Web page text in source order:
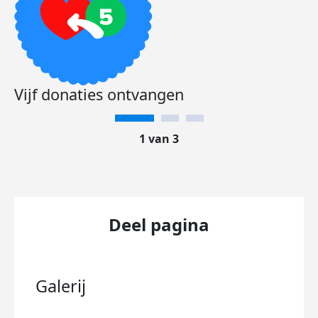
Vijf donaties ontvangen
1 van 3
Deel pagina
Galerij